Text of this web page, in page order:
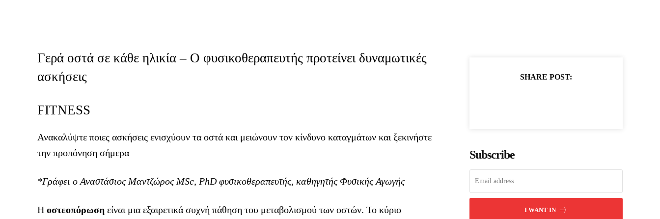
Γερά οστά σε κάθε ηλικία – Ο φυσικοθεραπευτής προτείνει δυναμωτικές
ασκήσεις
FITNESS
Ανακαλύψτε ποιες ασκήσεις ενισχύουν τα οστά και μειώνουν τον κίνδυνο καταγμάτων και ξεκινήστε
την προπόνηση σήμερα
*Γράφει ο Αναστάσιος Μαντζώρος MSc, PhD φυσικοθεραπευτής, καθηγητής Φυσικής Αγωγής
Η οστεοπόρωση είναι μια εξαιρετικά συχνή πάθηση του μεταβολισμού των οστών. Το κύριο
SHARE POST:
Subscribe
I WANT IN